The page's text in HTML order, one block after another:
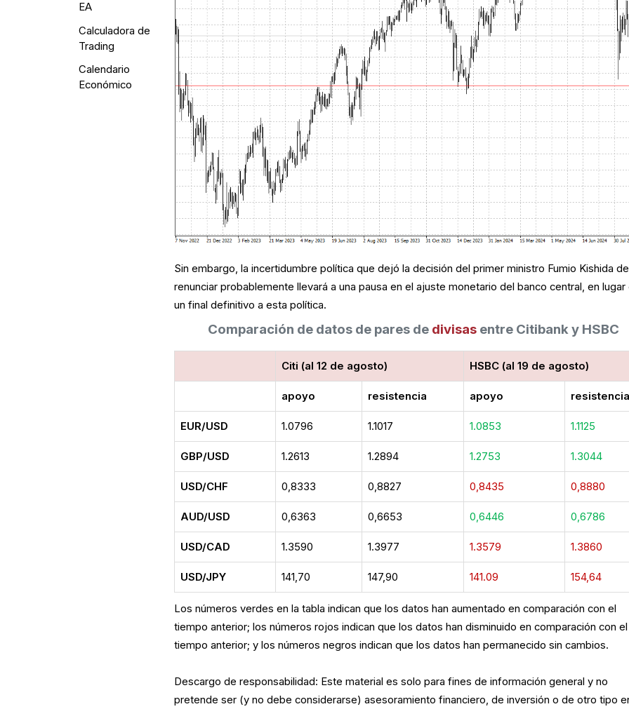
EA
Calculadora de
Trading
Calendario
Económico
Sin embargo, la incertidumbre política que dejó la decisión del primer ministro Fumio Kishida de
renunciar probablemente llevará a una pausa en el ajuste monetario del banco central, en lugar
un final definitivo a esta política.
Comparación de datos de pares de divisasentre Citibank y HSBC
Citi (al 12 de agosto) HSBC (al 19 de agosto)
apoyo resistencia apoyo
EUR/USD 1.0796 1.1017 1.0853 1.1125
GBP/USD 1.2613 1.2894 1.2753 1.3044
USD/CHF 0,8333 0,8827 0,8435 0,8880
AUD/USD 0,6363 0,6653 0,6446 0,6786
USD/CAD 1.3590 1.3977 1.3579 1.3860
USD/JPY 141,70 147,90 141.09 154,64
Los números verdes en la tabla indican que los datos han aumentado en comparación con el
tiempo anterior; los números rojos indican que los datos han disminuido en comparación con el
tiempo anterior; y los números negros indican que los datos han permanecido sin cambios.
Descargo de responsabilidad: Este material es solo para fines de información general y no
pretende ser (y no debe considerarse) asesoramiento financiero, de inversión o de otro tipo